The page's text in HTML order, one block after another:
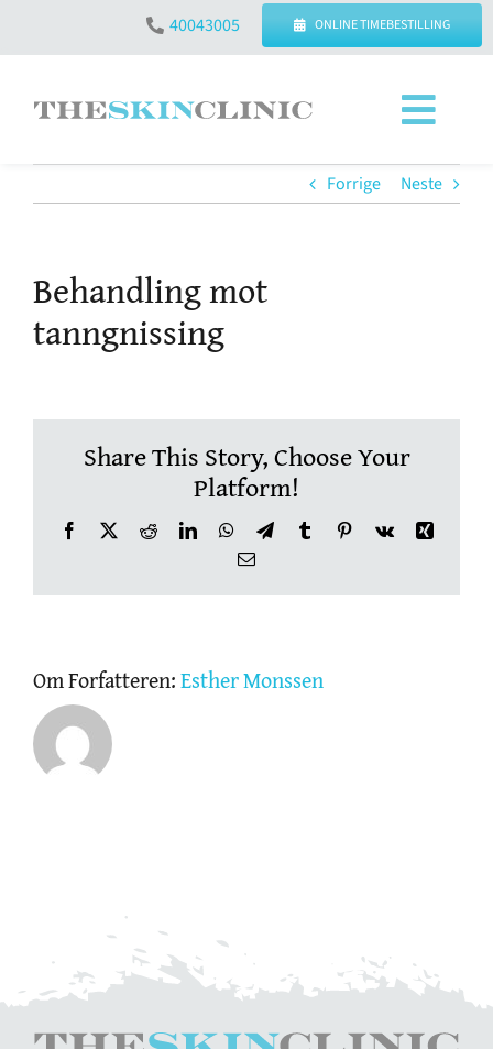
40043005 ONLINE TIMEBESTILLING
BEHANDLINGER
PRISER
GAVEKORT
Forrige Neste
Behandling mot
tanngnissing
Share This Story, Choose Your
Platform!
Facebook
X RedditLinkedInWhatsApp
TelegramTumblrPinterest
Vk
Xing
E-
Om Forfatteren:Esther Monssen